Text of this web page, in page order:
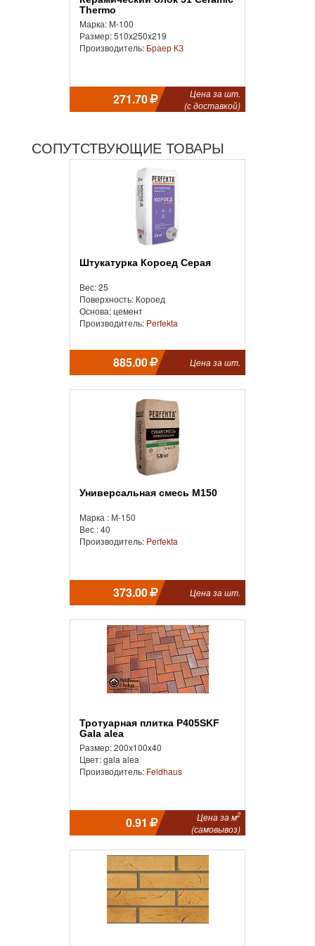
Thermo
Марка: М-100
Размер: 510x250x219
Производитель: Браер КЗ
271.70
Цена за шт.
(с доставкой)
СОПУТСТВУЮЩИЕ ТОВАРЫ
Штукатурка Короед Серая
Вес: 25
Поверхность: Короед
Основа: цемент
Производитель: Perfekta
885.00 Цена за шт.
Универсальная смесь М150
Марка : М-150
Вес : 40
Производитель: Perfekta
373.00 Цена за шт.
Тротуарная плитка P405SKF
Gala alea
Размер: 200x100x40
Цвет: gala alea
Производитель: Feldhaus
0.91 Цена за м2
(самовывоз)